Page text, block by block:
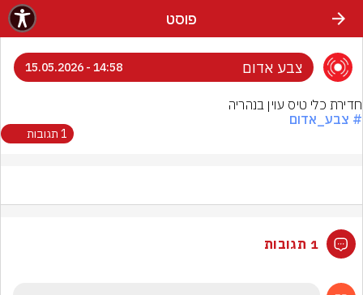
פוסט
צבע אדום 14:58 - 15.05.2026
חדירת כלי טיס עוין בנהריה
# צבע_אדום
1 תגובות
1 תגובות